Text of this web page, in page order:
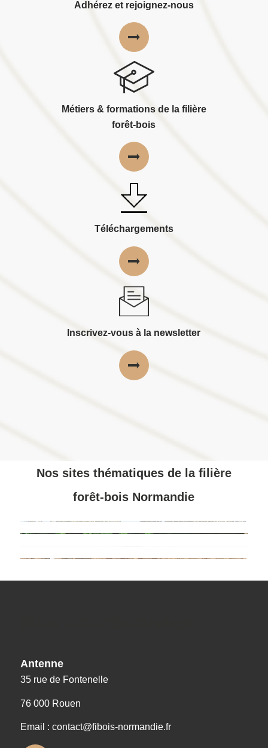
Adhérez et rejoignez-nous
Métiers & formations de la filière
forêt-bois
Téléchargements
Inscrivez-vous à la newsletter
Nos sites thématiques de la filière
forêt-bois Normandie
Antenne
35 rue de Fontenelle
76 000 Rouen
Email : contact@fibois-normandie.fr